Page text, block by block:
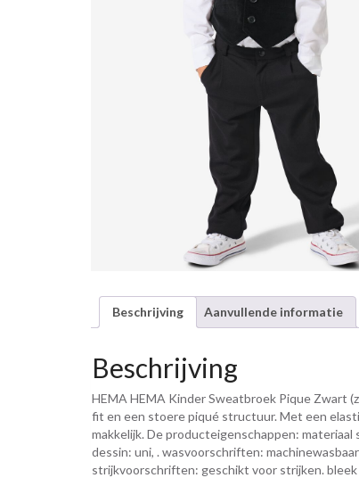
Beschrijving Aanvullende informatie
Beschrijving
HEMA HEMA Kinder Sweatbroek Pique Zwart
fit en een stoere piqué structuur. Met een
makkelijk. De producteigenschappen:
dessin: uni, . wasvoorschriften:
strijkvoorschriften: geschikt voor strijken.